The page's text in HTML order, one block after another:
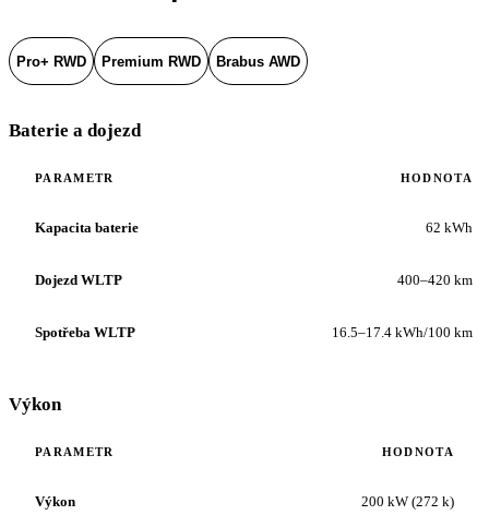
Pro+ RWD Premium RWD Brabus AWD
Baterie a dojezd
PARAMETR HODNOTA
Kapacita baterie 62 kWh
Dojezd WLTP 400–420 km
Spotřeba WLTP 16.5–17.4 kWh/100 km
Výkon
PARAMETR HODNOTA
Výkon 200 kW (272 k)